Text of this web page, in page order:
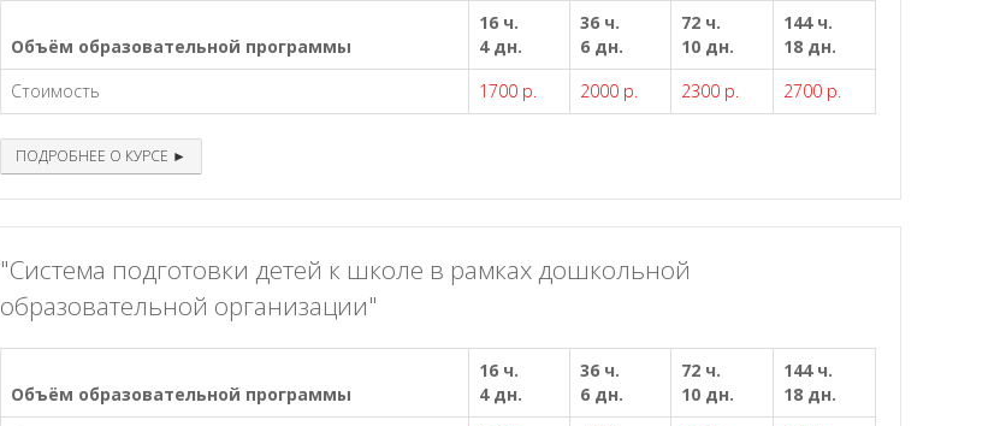
Объём образовательной программы
16 ч.
4 дн.
36 ч.
6 дн.
72 ч.
10 дн.
144 ч.
18 дн.
Стоимость
1700 р. 2000 р. 2300 р. 2700 р.
ПОДРОБНЕЕ О КУРСЕ ►
"Система подготовки детей к школе в рамках дошкольной
образовательной организации"
Объём образовательной программы
16 ч.
4 дн.
36 ч.
6 дн.
72 ч.
10 дн.
144 ч.
18 дн.